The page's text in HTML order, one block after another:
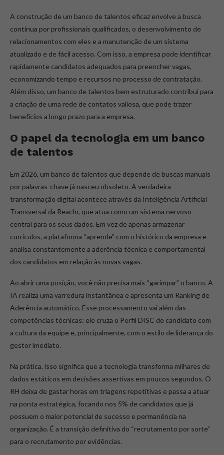
A construção de um banco de talentos eficaz envolve a busca
contínua por profissionais qualificados, o desenvolvimento de
relacionamentos com eles e a manutenção de um sistema
atualizado e de fácil acesso. Com isso, a empresa pode identificar
rapidamente candidatos adequados para preencher vagas,
economizando tempo e recursos no processo de contratação.
Além disso, um banco de talentos bem estruturado contribui para
a criação de uma rede de contatos valiosa, que pode trazer
benefícios a longo prazo para a empresa.
O papel da tecnologia em um banco
de talentos
Em 2026, um banco de talentos que depende de buscas manuais
por palavras-chave já nasceu obsoleto. A verdadeira
transformação digital acontece através da Inteligência Artificial
Transversal da Reachr, que atua como um sistema nervoso
central para os seus dados. Em vez de apenas armazenar
currículos, a plataforma “aprende” com o histórico da empresa e
analisa constantemente a aderência técnica e comportamental
dos candidatos em relação às novas vagas.
Ao abrir uma posição, você não precisa mais “garimpar” o banco. A
IA realiza uma varredura instantânea e apresenta um Ranking de
Aderência automático. Esse processamento vai além das
competências técnicas: ele cruza o Perfil DISC do candidato com
a cultura da equipe e, principalmente, com o estilo de liderança do
gestor imediato.
Na prática, isso significa que a tecnologia transforma milhares de
dados estáticos em decisões assertivas em poucos segundos. O
RH deixa de gastar horas em triagens repetitivas e passa a atuar
na ponta estratégica, focando nos 5% de candidatos que já
possuem o maior potencial de sucesso e permanência na
organização. É a transição definitiva do “recrutamento por sorte”
para o recrutamento por evidências.